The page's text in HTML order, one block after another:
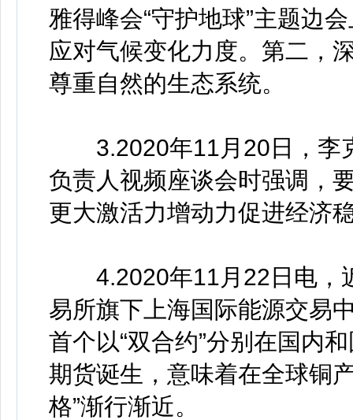
雅得峰会“守护地球”主题边
应对气候变化力度。第二，
尊重自然的生态系统。
3.2020年11月20日，李
负责人视频座谈会时强调，
更大激活力增动力促进经济
4.2020年11月22日电，
易所旗下上海国际能源交易
首个以“双合约”分别在国内
期货诞生，意味着在全球铜
格”渐行渐近。